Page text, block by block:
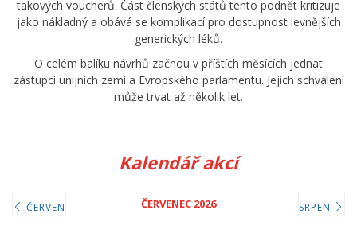
takových voucherů. Část členských států tento podnět kritizuje
jako nákladný a obává se komplikací pro dostupnost levnějších
generických léků.
O celém balíku návrhů začnou v příštích měsících jednat
zástupci unijních zemí a Evropského parlamentu. Jejich schválení
může trvat až několik let.
Kalendář akcí
ČERVEN ČERVENEC 2026 SRPEN